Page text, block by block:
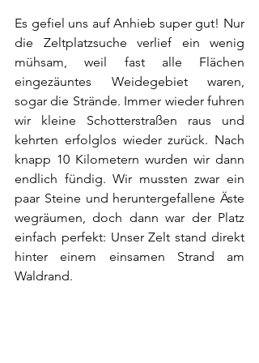
Es gefiel uns auf Anhieb super gut! Nur
die Zeltplatzsuche verlief ein wenig
mühsam, weil fast alle Flächen
eingezäuntes Weidegebiet waren,
sogar die Strände. Immer wieder fuhren
wir kleine Schotterstraßen raus und
kehrten erfolglos wieder zurück. Nach
knapp 10 Kilometern wurden wir dann
endlich fündig. Wir mussten zwar ein
paar Steine und heruntergefallene Äste
wegräumen, doch dann war der Platz
einfach perfekt: Unser Zelt stand direkt
hinter einem einsamen Strand am
Waldrand.